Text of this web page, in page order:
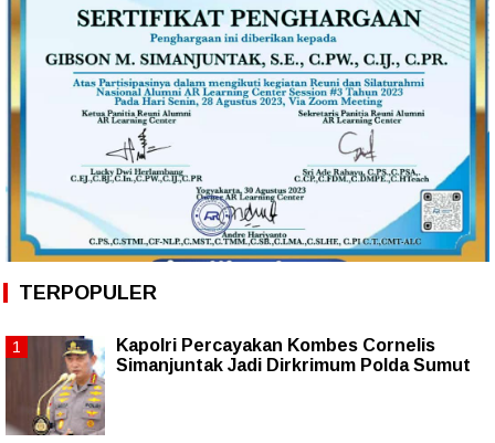
TERPOPULER
Kapolri Percayakan Kombes Cornelis
Simanjuntak Jadi Dirkrimum Polda Sumut